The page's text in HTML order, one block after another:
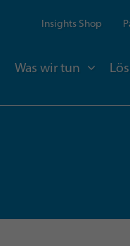
Insights Shop
Was wir tun